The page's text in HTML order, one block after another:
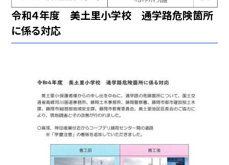
令和４年度 美土里小学校 通学路危険箇所
に係る対応